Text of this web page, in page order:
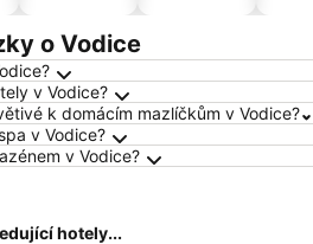
zvířata
o Vodice
v Vodice?
k domácím mazlíčkům v Vodice?
v Vodice?
v Vodice?
hotely...